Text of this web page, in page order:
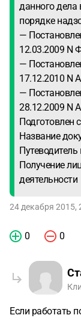
данного
порядке
—
12.03.2009 N
—
17.12.2010 N
—
28.12.2009 N
Подготовлен
Название
Получение
деятельности
24 декабря 2015,
0 0
Если работать